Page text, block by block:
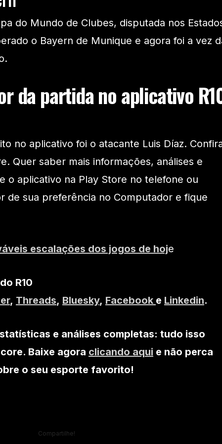
do Mundo de Clubes, disputada nos
o Bayern de Munique e agora foi a vez
da partida no aplicativo
no aplicativo foi o atacante Luis Díaz.
Quer saber mais informações, análises e
o aplicativo na Play Store no telefone ou
de sua preferência no Computador e fique
escalações dos jogos de hoje
R10
, Threads, Bluesky, Facebook e Linkedin.
e análises completas: tudo isso
Baixe agora clicando aqui e não perca
o seu esporte favorito!
Compartilhe!